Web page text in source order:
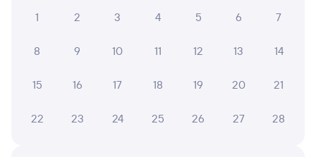
Плацкарт Купе
211Ы Проходящий 8,3
1
2 3 4 5 6 7
8 9 10 11 12 13 14
15 16 17 18 19 20 21
22 23 24 25 26 27 28